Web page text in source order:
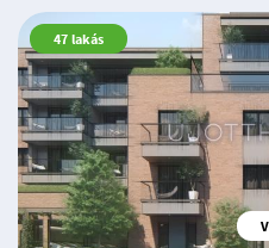
47 lakás